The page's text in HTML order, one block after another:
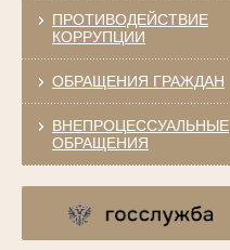
ПРОТИВОДЕЙСТВИЕ
КОРРУПЦИИ
ОБРАЩЕНИЯ ГРАЖДАН
ВНЕПРОЦЕССУАЛЬНЫЕ
ОБРАЩЕНИЯ